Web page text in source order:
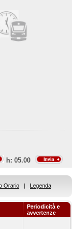
h: 05.00
Orario | Legenda
Periodicità e
avvertenze